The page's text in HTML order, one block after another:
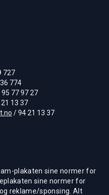
727
774
77 97 27
13 37
/ 94 21 13 37
plakaten sine normer for
sine normer for
reklame/sponsing. Alt